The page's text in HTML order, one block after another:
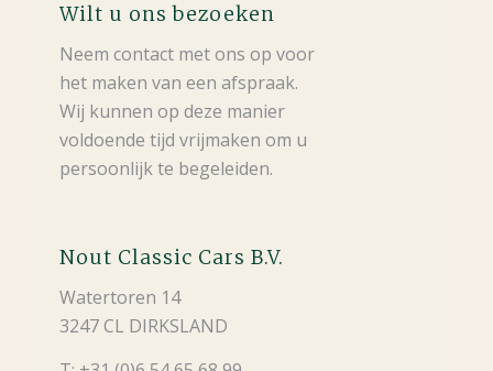
Wilt u ons bezoeken
Neem contact met ons op voor
het maken van een afspraak.
Wij kunnen op deze manier
voldoende tijd vrijmaken om u
persoonlijk te begeleiden.
Nout Classic Cars B.V.
Watertoren 14
3247 CL DIRKSLAND